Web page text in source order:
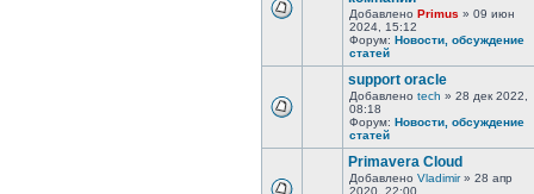
Добавлено Primus » 09 июн
2024, 15:12
Форум: Новости, обсуждение
статей
support oracle
Добавлено tech » 28 дек 2022,
08:18
Форум: Новости, обсуждение
статей
Primavera Cloud
Добавлено Vladimir» 28 апр
2020, 22:00